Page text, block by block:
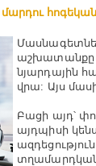
աշխատանքը
նյարդային
վրա: Այս
Բացի այդ՝
այդպիսի